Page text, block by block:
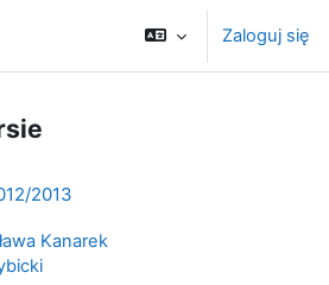
Zaloguj się
2013
Kanarek